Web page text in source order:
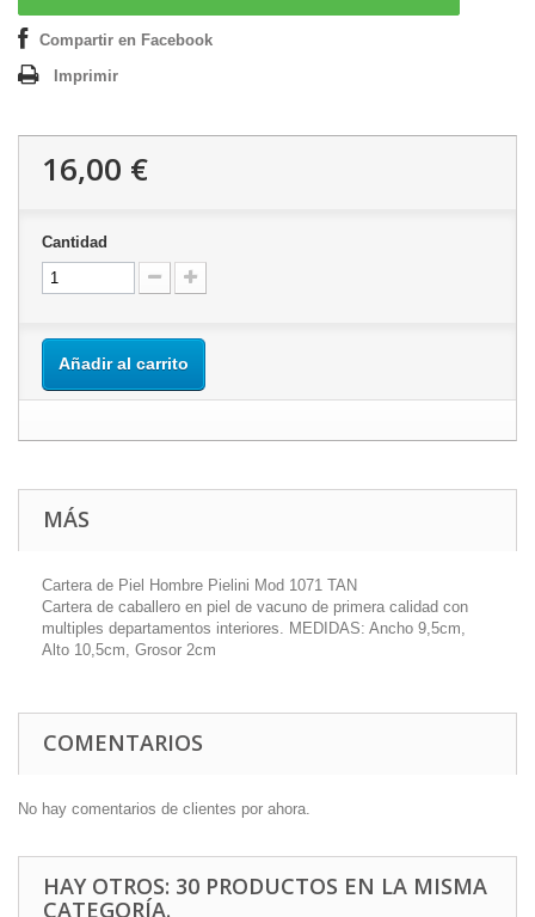
Compartir en Facebook
Imprimir
16,00 €
Cantidad
Añadir al carrito
MÁS
Cartera de Piel Hombre Pielini Mod 1071 TAN
Cartera de caballero en piel de vacuno de primera calidad con
multiples departamentos interiores. MEDIDAS: Ancho 9,5cm,
Alto 10,5cm, Grosor 2cm
COMENTARIOS
No hay comentarios de clientes por ahora.
HAY OTROS: 30 PRODUCTOS EN LA MISMA
CATEGORÍA.